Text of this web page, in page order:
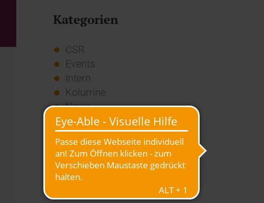
Kategorien
CSR
Events
Intern
Kolumne
News
Overview
Presse
Report
Standard Echo
Stories